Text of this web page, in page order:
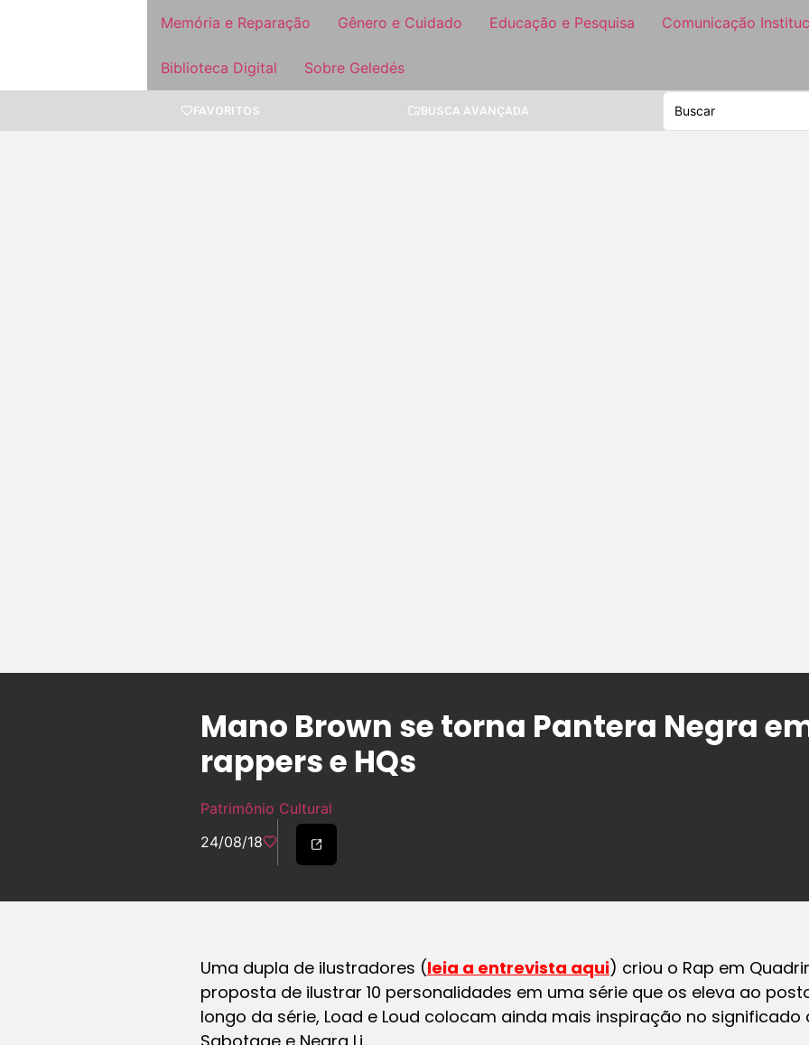
Memória e Reparação Gênero e Cuidado Educação e Pesquisa Comunicação
Biblioteca Digital Sobre Geledés
FAVORITOS BUSCA AVANÇADA
Mano Brown se torna Pantera Negra
rappers e HQs
Patrimônio Cultural
24/08/18
Uma dupla de ilustradores (leia a entrevista aqui) criou o Rap em
proposta de ilustrar 10 personalidades em uma série que os eleva ao
longo da série, Load e Loud colocam ainda mais inspiração no significado